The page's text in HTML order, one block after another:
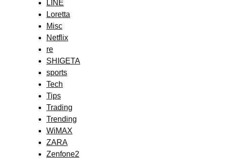
LINE
Loretta
Misc
Netflix
re
SHIGETA
sports
Tech
Tips
Trading
Trending
WiMAX
ZARA
Zenfone2